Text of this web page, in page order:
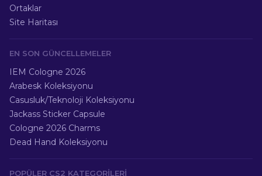
Ortaklar
Site Haritası
EN SON GÜNCELLEMELER
IEM Cologne 2026
Arabesk Koleksiyonu
Casusluk/Teknoloji Koleksiyonu
Jackass Sticker Capsule
Cologne 2026 Charms
Dead Hand Koleksiyonu
POPÜLER CS2 KATEGORILERI